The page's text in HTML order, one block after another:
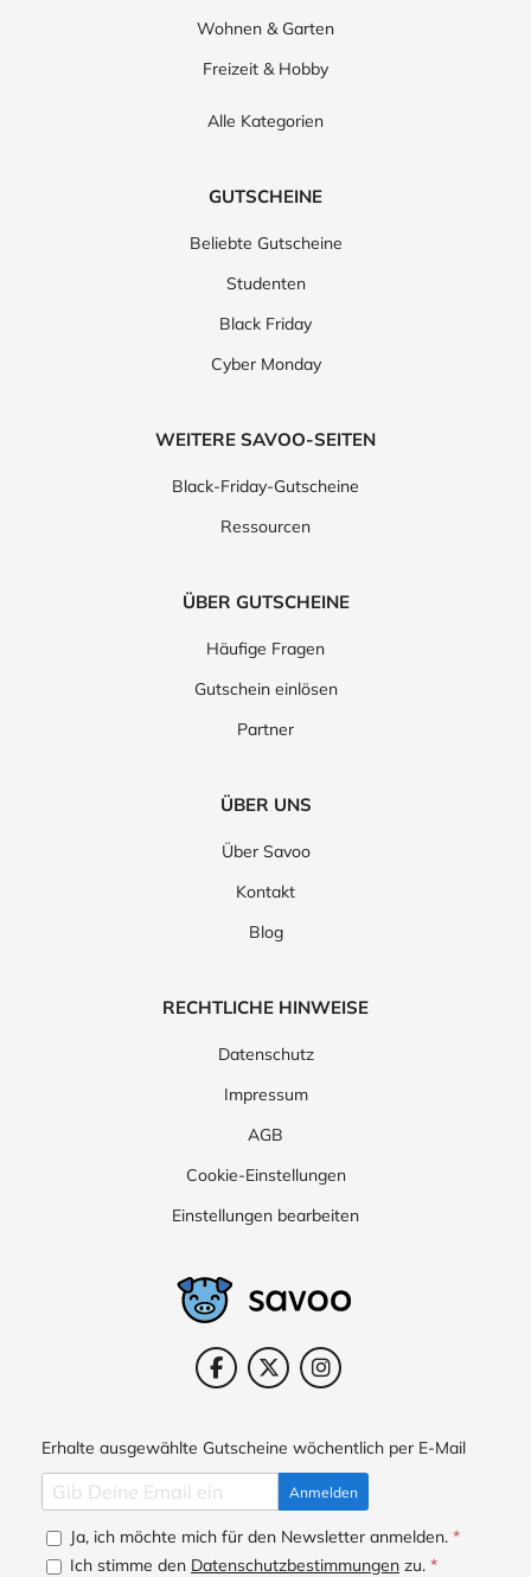
Wohnen & Garten
Freizeit & Hobby
Alle Kategorien
GUTSCHEINE
Beliebte Gutscheine
Studenten
Black Friday
Cyber Monday
WEITERE SAVOO-SEITEN
Black-Friday-Gutscheine
Ressourcen
ÜBER GUTSCHEINE
Häufige Fragen
Gutschein einlösen
Partner
ÜBER UNS
Über Savoo
Kontakt
Blog
RECHTLICHE HINWEISE
Datenschutz
Impressum
AGB
Cookie-Einstellungen
Einstellungen bearbeiten
Erhalte ausgewählte Gutscheine wöchentlich per E-Mail
Anmelden
Ja, ich möchte mich für den Newsletter anmelden. *
Ich stimme den Datenschutzbestimmungen zu. *